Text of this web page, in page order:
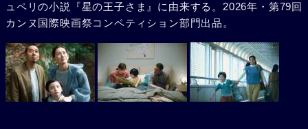
ュペリの小説『星の王子さま』に由来する。2026年・第79回
カンヌ国際映画祭コンペティション部門出品。